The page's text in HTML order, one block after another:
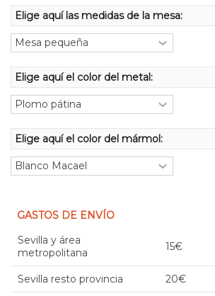
Elige aquí las medidas de la mesa:
Elige aquí el color del metal:
Elige aquí el color del mármol:
GASTOS DE ENVÍO
Sevilla y área
metropolitana
15€
Sevilla resto provincia 20€